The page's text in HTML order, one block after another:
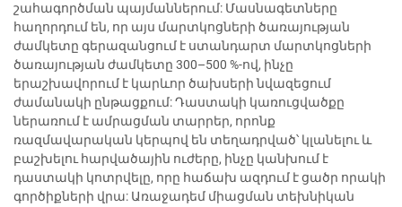
շահագործման պայմաններում: Մասնագետները
հաղորդում են, որ այս մարտկոցների ծառայության
ժամկետը գերազանցում է ստանդարտ մարտկոցների
ծառայության ժամկետը 300–500 %-ով, ինչը
երաշխավորում է կարևոր ծախսերի նվազեցում
ժամանակի ընթացքում: Դաստակի կառուցվածքը
ներառում է ամրացման տարրեր, որոնք
ռազմավարական կերպով են տեղադրված՝ կլանելու և
բաշխելու հարվածային ուժերը, ինչը կանխում է
դաստակի կոտրվելը, որը հաճախ ազդում է ցածր որակի
գործիքների վրա: Առաջադեմ միացման տեխնիկան